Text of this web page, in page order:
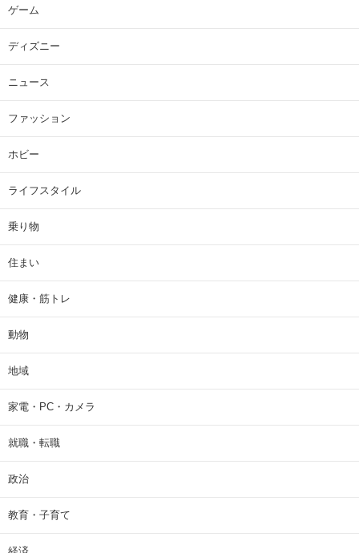
ゲーム
ディズニー
ニュース
ファッション
ホビー
ライフスタイル
乗り物
住まい
健康・筋トレ
動物
地域
家電・PC・カメラ
就職・転職
政治
教育・子育て